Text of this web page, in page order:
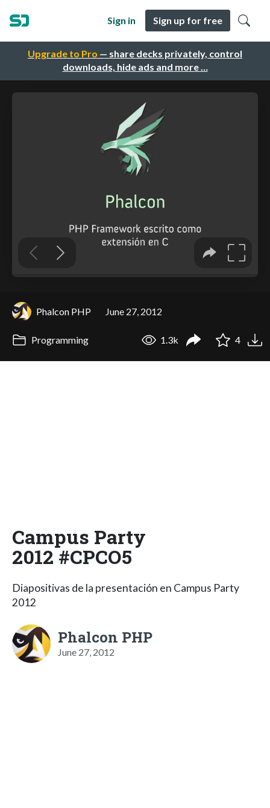
Upgrade to Pro — share decks privately, control
downloads, hide ads and more …
Sign in Sign up for free
Phalcon PHP June 27, 2012
Programming 1.3k 4
Campus Party
2012 #CPCO5
Diapositivas de la presentación en Campus Party
2012
Phalcon PHP
June 27, 2012